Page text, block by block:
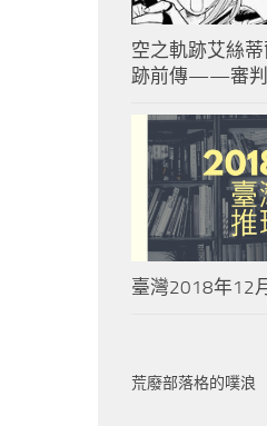
空之軌跡艾絲
跡前傳——審判
臺灣2018年12
荒廢部落格的噗浪